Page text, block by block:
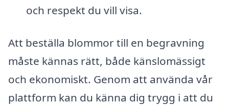
och respekt du vill visa.
Att beställa blommor till en begravning
måste kännas rätt, både känslomässigt
och ekonomiskt. Genom att använda vår
plattform kan du känna dig trygg i att du